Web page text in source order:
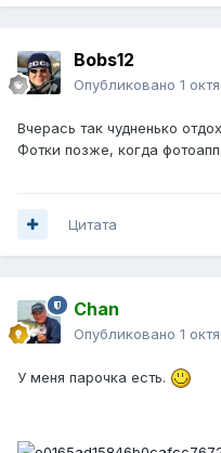
Bobs12
Опубликовано 1
Вчерась так чудненько
Фотки позже, когда
Цитата
Chan
Опубликовано 1
У меня парочка есть.